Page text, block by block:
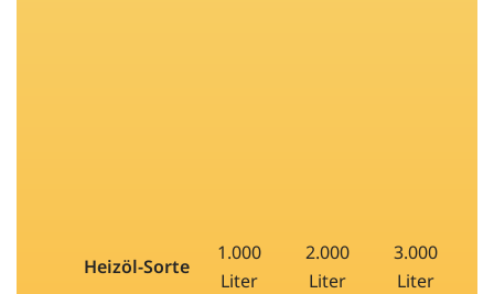
Heizöl-Sorte
1.000
Liter
2.000
Liter
3.000
Liter